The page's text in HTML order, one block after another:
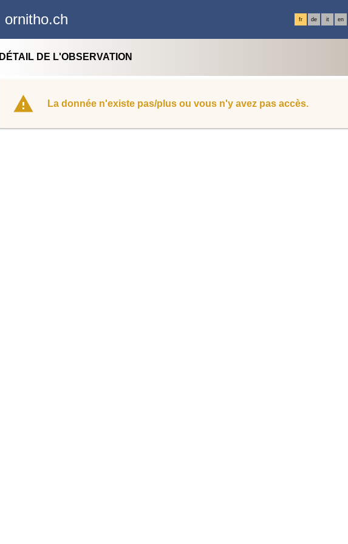
ornitho.ch fr de it en
DÉTAIL DE L'OBSERVATION
La donnée n'existe pas/plus ou vous n'y avez pas accès.